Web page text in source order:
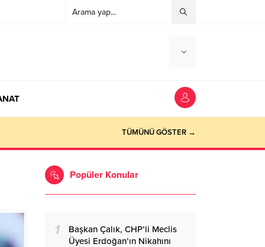
Haber TÜMÜNÜ GÖSTER →
Popüler Konular
1
Başkan Çalık, CHP’li Meclis
Üyesi Erdoğan’ın Nikahını